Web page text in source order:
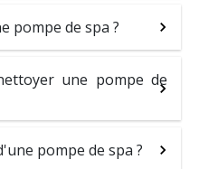
pompe de spa ?
une pompe de
pompe de spa ?